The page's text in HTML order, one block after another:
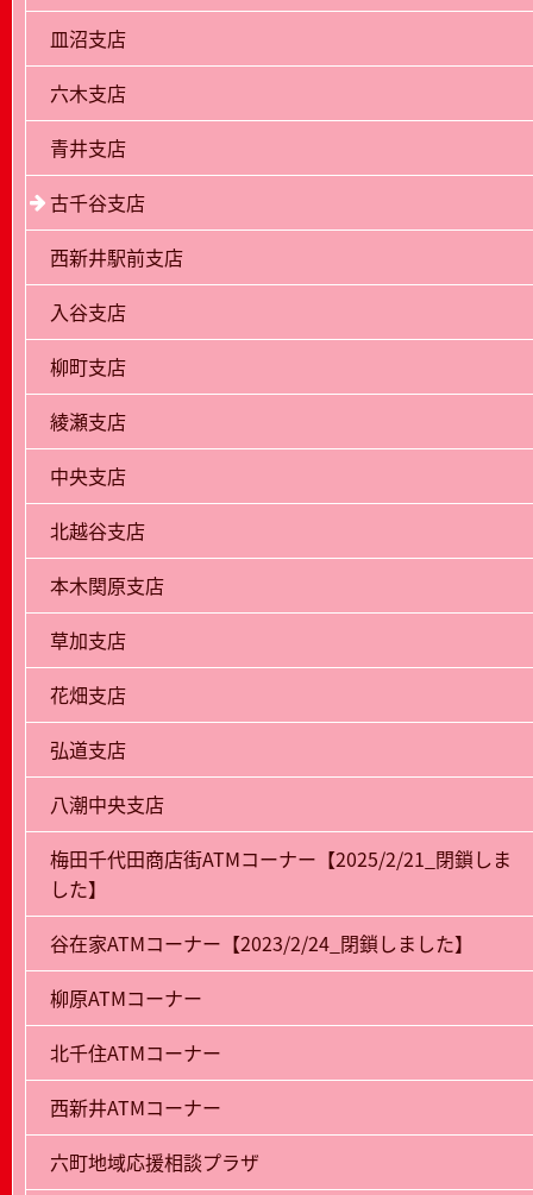
皿沼支店
六木支店
青井支店
古千谷支店
西新井駅前支店
入谷支店
柳町支店
綾瀬支店
中央支店
北越谷支店
本木関原支店
草加支店
花畑支店
弘道支店
八潮中央支店
梅田千代田商店街ATMコーナー【2025/2/21_閉鎖しま
した】
谷在家ATMコーナー【2023/2/24_閉鎖しました】
柳原ATMコーナー
北千住ATMコーナー
西新井ATMコーナー
六町地域応援相談プラザ